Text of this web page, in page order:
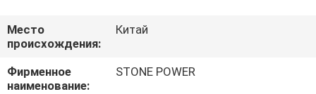
ПУТЕШЕСТВИЕ
ФАБРИКИ
Место
происхождения:
Китай
Фирменное
наименование:
STONE POWER